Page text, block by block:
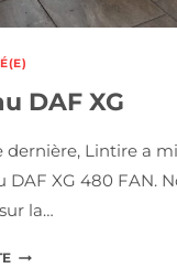
DAF XG
dernière, Lintire a
DAF XG 480 FAN.
la…
NOUVEAU